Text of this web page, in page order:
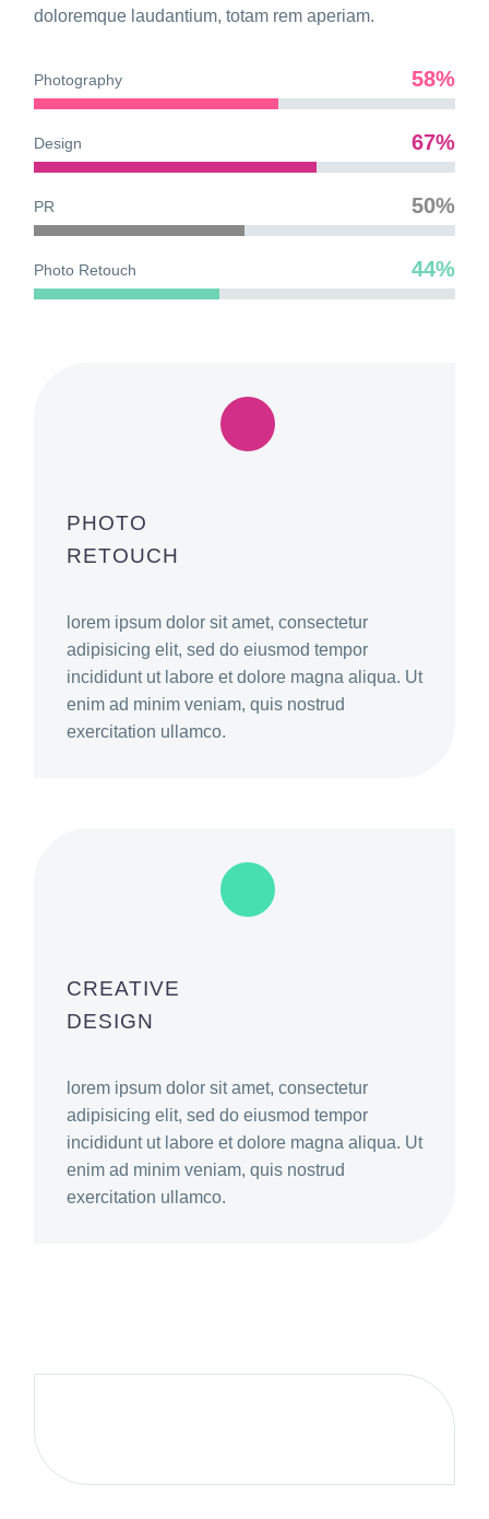
doloremque laudantium, totam rem aperiam.
Photography 58%
Design 67%
PR 50%
Photo Retouch 44%
PHOTO
RETOUCH
lorem ipsum dolor sit amet, consectetur
adipisicing elit, sed do eiusmod tempor
incididunt ut labore et dolore magna aliqua. Ut
enim ad minim veniam, quis nostrud
exercitation ullamco.
CREATIVE
DESIGN
lorem ipsum dolor sit amet, consectetur
adipisicing elit, sed do eiusmod tempor
incididunt ut labore et dolore magna aliqua. Ut
enim ad minim veniam, quis nostrud
exercitation ullamco.